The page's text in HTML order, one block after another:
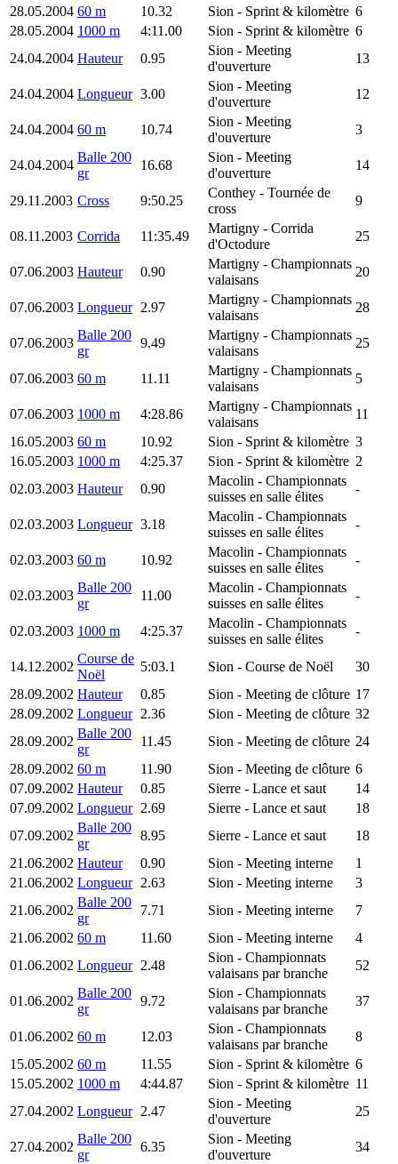
28.05.2004 60 m 10.32 Sion - Sprint & kilomètre 6
28.05.2004 1000 m 4:11.00 Sion - Sprint & kilomètre 6
24.04.2004 Hauteur 0.95
Sion - Meeting
d'ouverture
13
24.04.2004 Longueur 3.00
Sion - Meeting
d'ouverture
12
24.04.2004 60 m 10.74
Sion - Meeting
d'ouverture
3
24.04.2004
Balle 200
gr
16.68
Sion - Meeting
d'ouverture
14
29.11.2003 Cross 9:50.25
Conthey - Tournée de
cross
9
08.11.2003 Corrida 11:35.49
Martigny - Corrida
d'Octodure
25
07.06.2003 Hauteur 0.90
Martigny - Championnats
valaisans
20
07.06.2003 Longueur 2.97
Martigny - Championnats
valaisans
28
07.06.2003
Balle 200
gr
9.49
Martigny - Championnats
valaisans
25
07.06.2003 60 m 11.11
Martigny - Championnats
valaisans
5
07.06.2003 1000 m 4:28.86
Martigny - Championnats
valaisans
11
16.05.2003 60 m 10.92 Sion - Sprint & kilomètre 3
16.05.2003 1000 m 4:25.37 Sion - Sprint & kilomètre 2
02.03.2003 Hauteur 0.90
Macolin - Championnats
suisses en salle élites
-
02.03.2003 Longueur 3.18
Macolin - Championnats
suisses en salle élites
-
02.03.2003 60 m 10.92
Macolin - Championnats
suisses en salle élites
-
02.03.2003
Balle 200
gr
11.00
Macolin - Championnats
suisses en salle élites
-
02.03.2003 1000 m 4:25.37
Macolin - Championnats
suisses en salle élites
-
14.12.2002
Course de
Noël
5:03.1 Sion - Course de Noël
30
28.09.2002 Hauteur 0.85 Sion - Meeting de clôture 17
28.09.2002 Longueur 2.36 Sion - Meeting de clôture 32
28.09.2002
Balle 200
gr
11.45 Sion - Meeting de clôture 24
28.09.2002 60 m 11.90 Sion - Meeting de clôture 6
07.09.2002 Hauteur 0.85 Sierre - Lance et saut
14
07.09.2002 Longueur 2.69 Sierre - Lance et saut
18
07.09.2002
Balle 200
gr
8.95 Sierre - Lance et saut
18
21.06.2002 Hauteur 0.90 Sion - Meeting interne
1
21.06.2002 Longueur 2.63 Sion - Meeting interne
3
21.06.2002
Balle 200
gr
7.71 Sion - Meeting interne
7
21.06.2002 60 m 11.60 Sion - Meeting interne
4
01.06.2002 Longueur 2.48
Sion - Championnats
valaisans par branche
52
01.06.2002
Balle 200
gr
9.72
Sion - Championnats
valaisans par branche
37
01.06.2002 60 m 12.03
Sion - Championnats
valaisans par branche
8
15.05.2002 60 m 11.55 Sion - Sprint & kilomètre 6
15.05.2002 1000 m 4:44.87 Sion - Sprint & kilomètre 11
27.04.2002 Longueur 2.47
Sion - Meeting
d'ouverture
25
27.04.2002
Balle 200
gr
6.35
Sion - Meeting
d'ouverture
34